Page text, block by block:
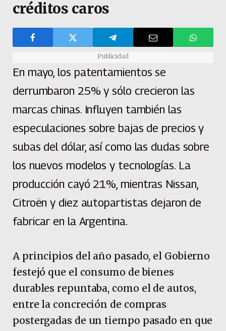
créditos caros
Publicidad
En mayo, los patentamientos se
derrumbaron 25% y sólo crecieron las
marcas chinas. Influyen también las
especulaciones sobre bajas de precios y
subas del dólar, así como las dudas sobre
los nuevos modelos y tecnologías. La
producción cayó 21%, mientras Nissan,
Citroën y diez autopartistas dejaron de
fabricar en la Argentina.
A principios del año pasado, el Gobierno
festejó que el consumo de bienes
durables repuntaba, como el de autos,
entre la concreción de compras
postergadas de un tiempo pasado en que